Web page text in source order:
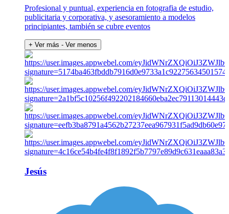
Profesional y puntual, experiencia en fotografia de estudio,
publicitaria y corporativa, y asesoramiento a modelos
principiantes, también se cubre eventos
+ Ver más - Ver menos
Jesús